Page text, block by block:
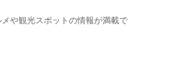
や観光スポットの情報が満載で